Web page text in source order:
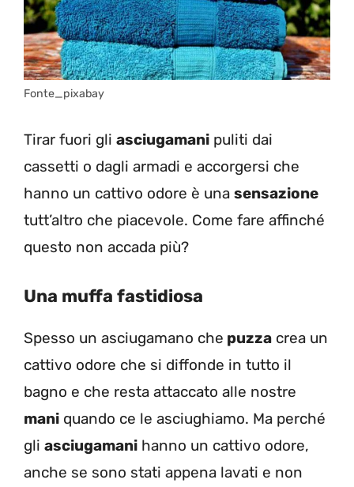
Fonte_pixabay
Tirar fuori gli asciugamani puliti dai
cassetti o dagli armadi e accorgersi che
hanno un cattivo odore è una sensazione
tutt’altro che piacevole. Come fare affinché
questo non accada più?
Una muffa fastidiosa
Spesso un asciugamano che puzza crea un
cattivo odore che si diffonde in tutto il
bagno e che resta attaccato alle nostre
mani quando ce le asciughiamo. Ma perché
gli asciugamani hanno un cattivo odore,
anche se sono stati appena lavati e non